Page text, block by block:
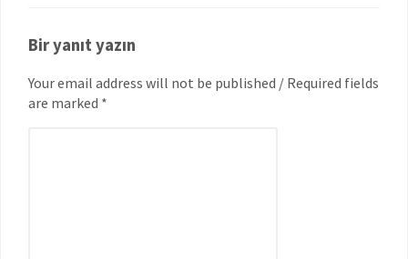
Bir yanıt yazın
Your email address will not be published / Required fields
are marked *